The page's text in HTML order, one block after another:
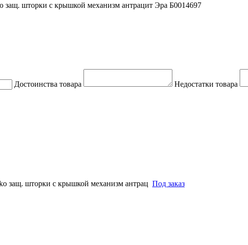
шторки с крышкой механизм антрацит Эра Б0014697
Достоинства товара
Недостатки товара
защ. шторки с крышкой механизм антрац Под заказ